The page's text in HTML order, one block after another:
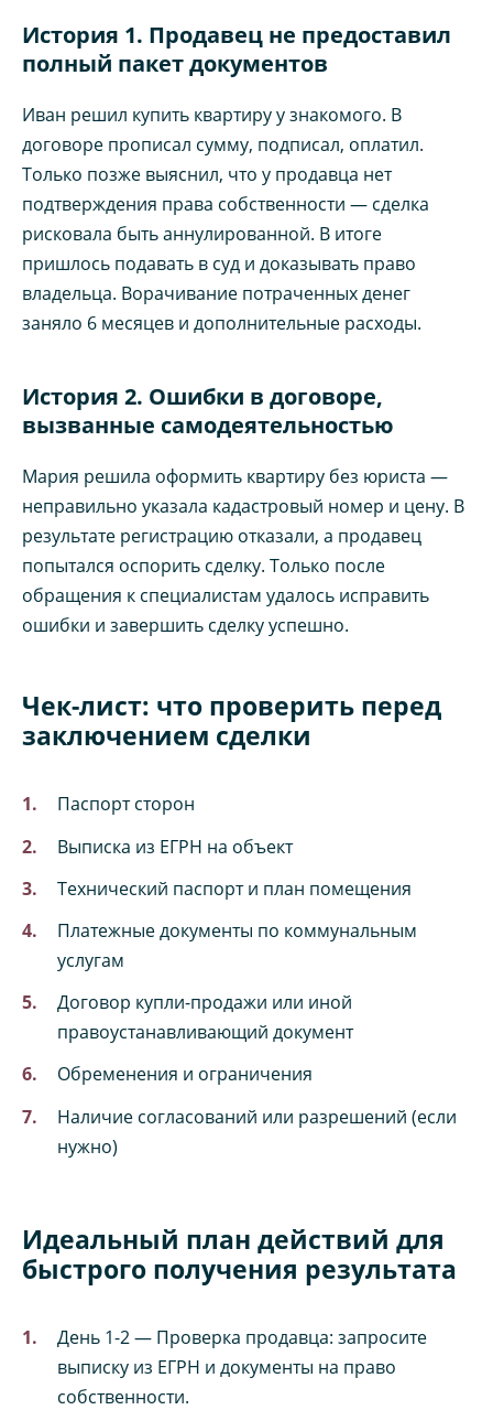
История 1. Продавец не предоставил
полный пакет документов
Иван решил купить квартиру у знакомого. В
договоре прописал сумму, подписал, оплатил.
Только позже выяснил, что у продавца нет
подтверждения права собственности — сделка
рисковала быть аннулированной. В итоге
пришлось подавать в суд и доказывать право
владельца. Ворачивание потраченных денег
заняло 6 месяцев и дополнительные расходы.
История 2. Ошибки в договоре,
вызванные самодеятельностью
Мария решила оформить квартиру без юриста —
неправильно указала кадастровый номер и цену. В
результате регистрацию отказали, а продавец
попытался оспорить сделку. Только после
обращения к специалистам удалось исправить
ошибки и завершить сделку успешно.
Чек-лист: что проверить перед
заключением сделки
Паспорт сторон
Выписка из ЕГРН на объект
Технический паспорт и план помещения
Платежные документы по коммунальным
услугам
Договор купли-продажи или иной
правоустанавливающий документ
Обременения и ограничения
Наличие согласований или разрешений (если
нужно)
Идеальный план действий для
быстрого получения результата
День 1-2 — Проверка продавца: запросите
выписку из ЕГРН и документы на право
собственности.